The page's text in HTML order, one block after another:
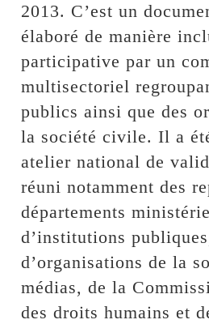
2013. C’est un
élaboré de manière
participative par un
multisectoriel
publics ainsi que des
la société civile. Il a
atelier national de
réuni notamment des
départements
d’institutions
d’organisations de la
médias, de la
des droits humains et